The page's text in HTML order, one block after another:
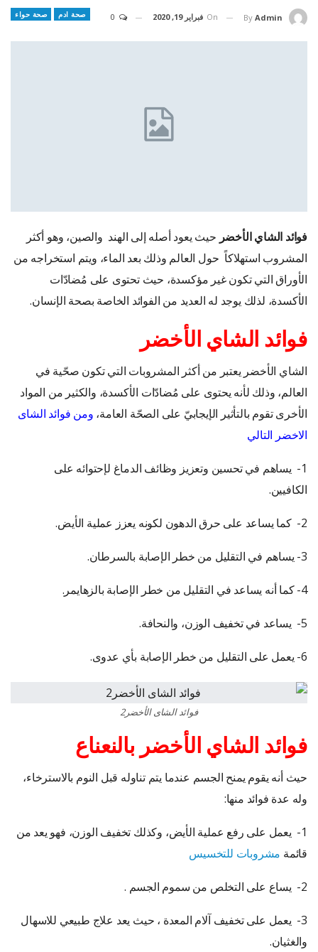
صحة ادم صحة حواء By Admin
On فبراير 19, 2020
فوائد الشاي الأخضر حيث يعود أصله إلى الهند والصين، وهو أكثر
المشروب استهلاكاً حول العالم وذلك بعد الماء، ويتم استخراجه من
الأوراق التي تكون غير مؤكسدة، حيث تحتوى على مُضادّات
الأكسدة، لذلك يوجد له العديد من الفوائد الخاصة بصحة الإنسان.
فوائد الشاي الأخضر
الشاي الأخضر يعتبر من أكثر المشروبات التي تكون صحّية في
العالم، وذلك لأنه يحتوى على مُضادّات الأكسدة، والكثير من المواد
الأخرى تقوم بالتأثير الإيجابيّ على الصحّة العامة، ومن فوائد الشاى
الاخضر التالي
1- يساهم في تحسين وتعزيز وظائف الدماغ لإحتوائه على
الكافيين.
2- كما يساعد على حرق الدهون لكونه يعزز عملية الأيض.
3- يساهم في التقليل من خطر الإصابة بالسرطان.
4- كما أنه يساعد في التقليل من خطر الإصابة بالزهايمر.
5- يساعد في تخفيف الوزن، والنحافة.
6- يعمل على التقليل من خطر الإصابة بأي عدوى.
فوائد الشاى الأخضر2
فوائد الشاي الأخضر بالنعناع
حيث أنه يقوم يمنح الجسم عندما يتم تناوله قبل النوم بالاسترخاء،
وله عدة فوائد منها:
1- يعمل على رفع عملية الأيض، وكذلك تخفيف الوزن، فهو يعد من
قائمة مشروبات للتخسيس
2- يساع على التخلص من سموم الجسم .
3- يعمل على تخفيف آلام المعدة ، حيث يعد علاج طبيعي للاسهال
والغثيان.